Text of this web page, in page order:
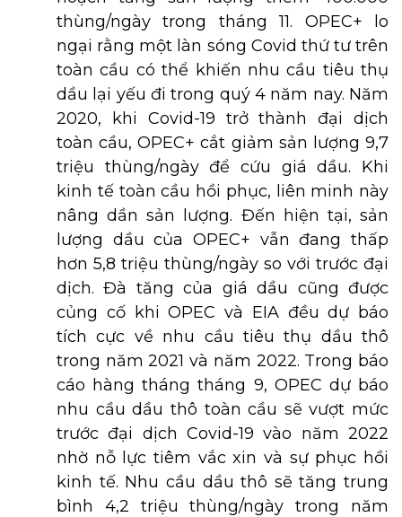
thùng/ngày trong tháng 11. OPEC+ lo
ngại rằng một làn sóng Covid thứ tư trên
toàn cầu có thể khiến nhu cầu tiêu thụ
dầu lại yếu đi trong quý 4 năm nay. Năm
2020, khi Covid-19 trở thành đại dịch
toàn cầu, OPEC+ cắt giảm sản lượng 9,7
triệu thùng/ngày để cứu giá dầu. Khi
kinh tế toàn cầu hồi phục, liên minh này
nâng dần sản lượng. Đến hiện tại, sản
lượng dầu của OPEC+ vẫn đang thấp
hơn 5,8 triệu thùng/ngày so với trước đại
dịch. Đà tăng của giá dầu cũng được
củng cố khi OPEC và EIA đều dự báo
tích cực về nhu cầu tiêu thụ dầu thô
trong năm 2021 và năm 2022. Trong báo
cáo hàng tháng tháng 9, OPEC dự báo
nhu cầu dầu thô toàn cầu sẽ vượt mức
trước đại dịch Covid-19 vào năm 2022
nhờ nỗ lực tiêm vắc xin và sự phục hồi
kinh tế. Nhu cầu dầu thô sẽ tăng trung
bình 4,2 triệu thùng/ngày trong năm